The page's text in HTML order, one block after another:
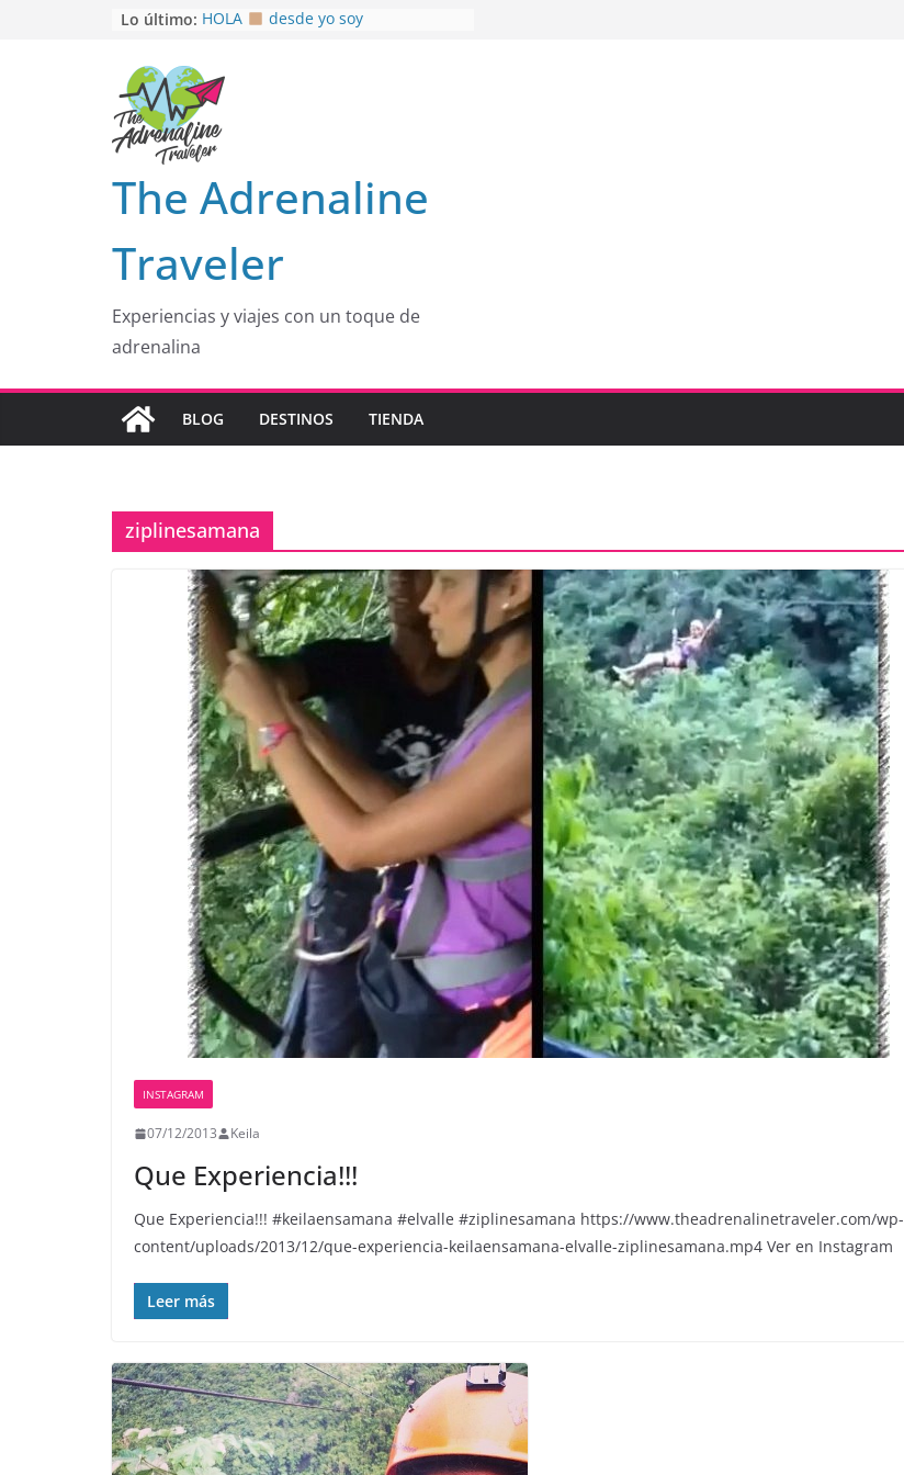
Lo último: HOLA
desde yo soy
EL SENDERO DEL CACAO: Excelente
opción
HOSPEDAJE AL NATURALSHH !!
En
MULITO!
The Adrenaline
Traveler
Experiencias y viajes con un toque de
adrenalina
BLOG DESTINOS TIENDA
ziplinesamana
INSTAGRAM
07/12/2013 Keila
Que Experiencia!!!
Que Experiencia!!! #keilaensamana #elvalle #ziplinesamana https://www.theadrenalinetraveler.com/wp-
content/uploads/2013/12/que-experiencia-keilaensamana-elvalle-ziplinesamana.mp4 Ver en Instagram
Leer más